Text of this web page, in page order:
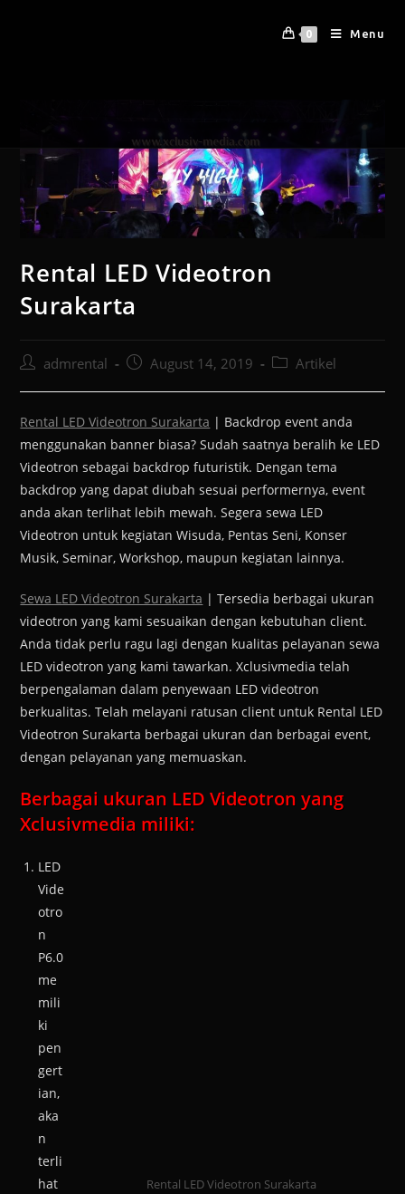
0 Menu
Rental LED Videotron
Surakarta
admrental August 14, 2019 Artikel
Rental LED Videotron Surakarta | Backdrop event anda
menggunakan banner biasa? Sudah saatnya beralih ke LED
Videotron sebagai backdrop futuristik. Dengan tema
backdrop yang dapat diubah sesuai performernya, event
anda akan terlihat lebih mewah. Segera sewa LED
Videotron untuk kegiatan Wisuda, Pentas Seni, Konser
Musik, Seminar, Workshop, maupun kegiatan lainnya.
Sewa LED Videotron Surakarta | Tersedia berbagai ukuran
videotron yang kami sesuaikan dengan kebutuhan client.
Anda tidak perlu ragu lagi dengan kualitas pelayanan sewa
LED videotron yang kami tawarkan. Xclusivmedia telah
berpengalaman dalam penyewaan LED videotron
berkualitas. Telah melayani ratusan client untuk Rental LED
Videotron Surakarta berbagai ukuran dan berbagai event,
dengan pelayanan yang memuaskan.
Berbagai ukuran LED Videotron yang
Xclusivmedia miliki:
Rental LED Videotron Surakarta
LED
Vide
otro
n
P6.0
me
mili
ki
pen
gert
ian,
aka
n
terli
hat